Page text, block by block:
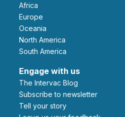
Africa
Europe
Oceania
North America
South America
Engage with us
The Intervac Blog
Subscribe to newsletter
Tell your story